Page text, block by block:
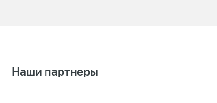
Наши партнеры